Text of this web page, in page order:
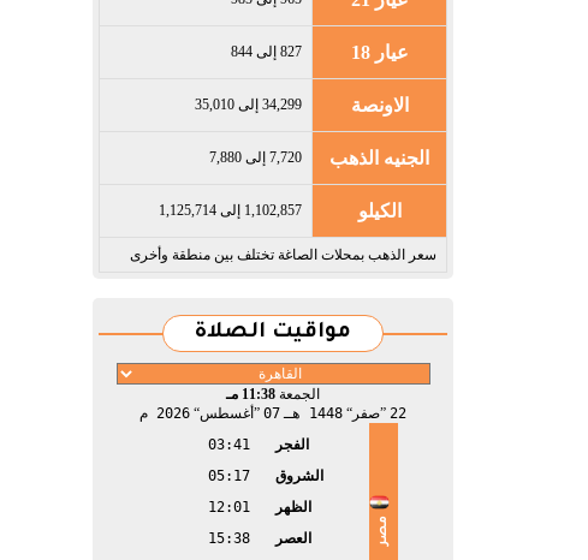
عيار 18 827 إلى 844
الاونصة 34,299 إلى 35,010
الجنيه الذهب 7,720 إلى 7,880
الكيلو 1,102,857 إلى 1,125,714
سعر الذهب بمحلات الصاغة تختلف بين منطقة وأخرى
مواقيت الصلاة
الجمعة 11:38 مـ
22 صفر 1448 هـ 07 أغسطس 2026 م
مصر
الفجر
03:41
الشروق
05:17
الظهر
12:01
العصر
15:38